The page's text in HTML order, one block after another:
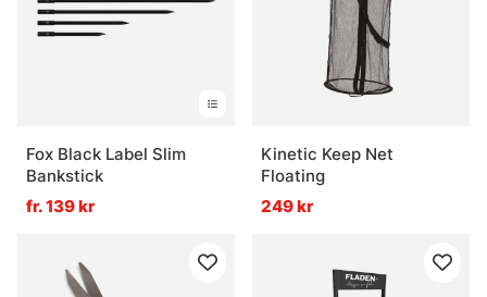
Fox Black Label Slim
Bankstick
fr. 139 kr
Kinetic Keep Net
Floating
249 kr